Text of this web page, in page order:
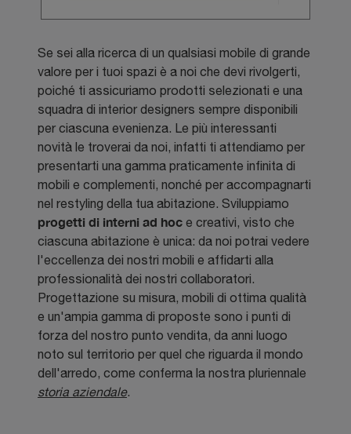
Se sei alla ricerca di un qualsiasi mobile di grande
valore per i tuoi spazi è a noi che devi rivolgerti,
poiché ti assicuriamo prodotti selezionati e una
squadra di interior designers sempre disponibili
per ciascuna evenienza. Le più interessanti
novità le troverai da noi, infatti ti attendiamo per
presentarti una gamma praticamente infinita di
mobili e complementi, nonché per accompagnarti
nel restyling della tua abitazione. Sviluppiamo
progetti di interni ad hoc e creativi, visto che
ciascuna abitazione è unica: da noi potrai vedere
l'eccellenza dei nostri mobili e affidarti alla
professionalità dei nostri collaboratori.
Progettazione su misura, mobili di ottima qualità
e un'ampia gamma di proposte sono i punti di
forza del nostro punto vendita, da anni luogo
noto sul territorio per quel che riguarda il mondo
dell'arredo, come conferma la nostra pluriennale
storia aziendale.